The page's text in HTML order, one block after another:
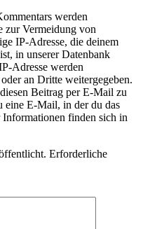
werden
zur Vermeidung von
IP-Adresse, die deinem
in unserer Datenbank
Adresse werden
an Dritte weitergegeben.
Beitrag per E-Mail zu
eine E-Mail, in der du das
finden sich in
Erforderliche